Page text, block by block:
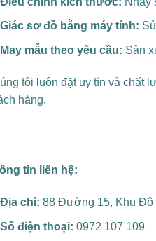
Giác sơ đồ bằng máy tính:
May mẫu theo yêu cầu: Sản
tôi luôn đặt uy tín và chất
hàng.
tin liên hệ:
Địa chỉ: 88 Đường 15, Khu Đô
Số điện thoại: 0972 107 109